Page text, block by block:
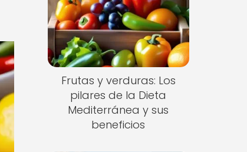
Frutas y verduras: Los
pilares de la Dieta
Mediterránea y sus
beneficios